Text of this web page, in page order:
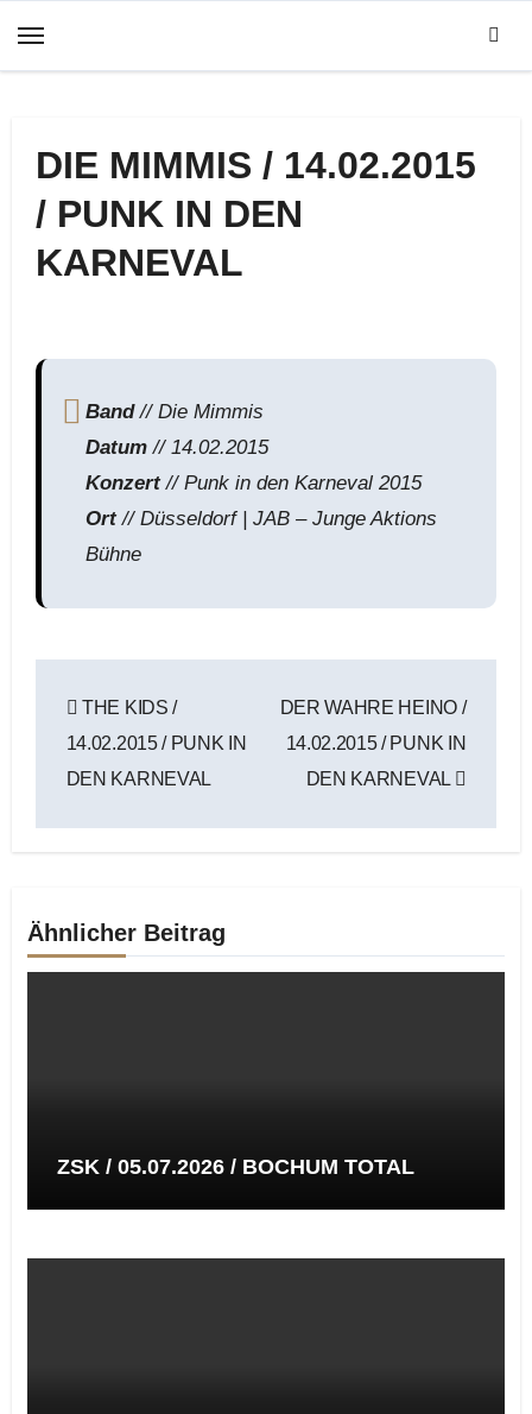
Inhalt
DIE MIMMIS / 14.02.2015
/ PUNK IN DEN
KARNEVAL
Band// Die Mimmis
Datum// 14.02.2015
Konzert// Punk in den Karneval 2015
Ort// Düsseldorf | JAB – Junge Aktions
Bühne
THE KIDS /
14.02.2015 / PUNK IN
DEN KARNEVAL
DER WAHRE HEINO /
14.02.2015 / PUNK IN
DEN KARNEVAL
Ähnlicher Beitrag
ZSK / 05.07.2026 / BOCHUM TOTAL